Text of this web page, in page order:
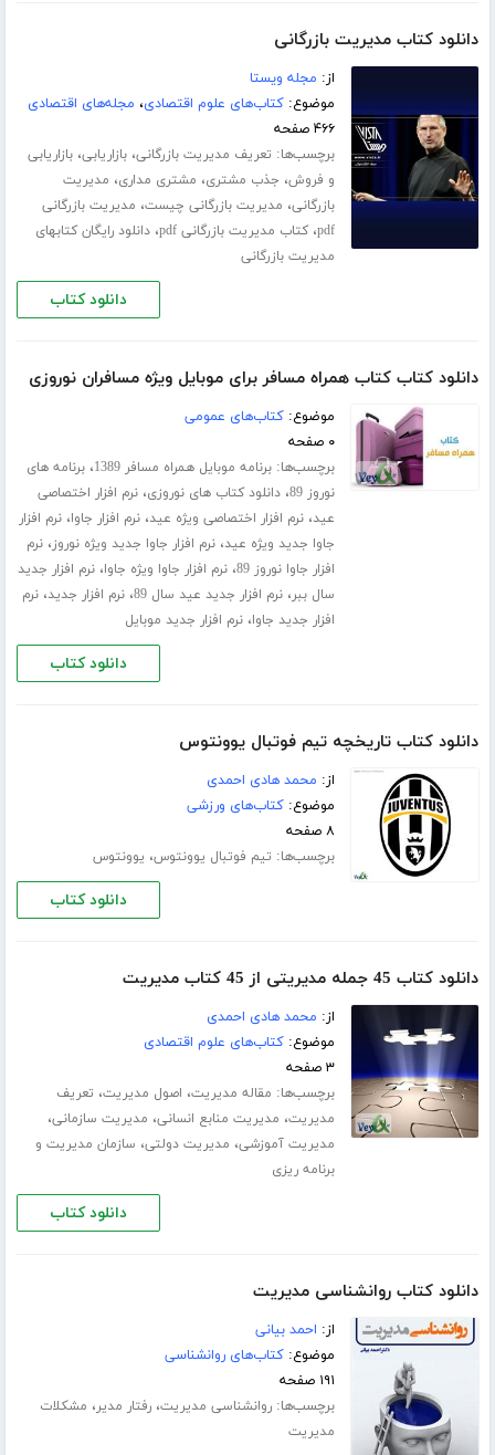
دانلود کتاب مدیریت بازرگانی
از: مجله ویستا
موضوع:کتاب‌های علوم اقتصادی، مجله‌های اقتصادی
۴۶۶ صفحه
برچسب‌ها: تعریف مدیریت بازرگانی،بازاریابی،بازاریابی
و فروش، جذب مشتری، مشتری مداری، مدیریت
بازرگانی، مدیریت بازرگانی چیست، مدیریت بازرگانی
pdf،کتاب مدیریت بازرگانی pdf ،دانلود رایگان کتابهای
مدیریت بازرگانی
دانلود کتاب
دانلود کتاب کتاب همراه مسافر برای موبایل ویژه مسافران نوروزی
موضوع:کتاب‌های عمومی
۰ صفحه
برچسب‌ها:برنامه موبایل همراه مسافر 1389 ،برنامه های
نوروز 89
،دانلود کتاب های نوروزی،نرم افزار اختصاصی
عید،نرم افزار اختصاصی ویژه عید،نرم افزار جاوا،نرم افزار
جاوا جدید ویژه عید،نرم افزار جاوا جدید ویژه نوروز،نرم
افزار جاوا نوروز 89
،نرم افزار جاوا ویژه جاوا،نرم افزار جدید
سال ببر،نرم افزار جدید عید سال 89 ،نرم افزار جدید،نرم
افزار جدید جاوا،نرم افزار جدید موبایل
دانلود کتاب
دانلود کتاب تاریخچه تیم فوتبال یوونتوس
از: محمد هادی احمدی
موضوع:کتاب‌های ورزشی
۸ صفحه
برچسب‌ها: تیم فوتبال یوونتوس، یوونتوس
دانلود کتاب
دانلود کتاب 45 جمله مدیریتی از 45 کتاب مدیریت
از: محمد هادی احمدی
موضوع:کتاب‌های علوم اقتصادی
۳ صفحه
برچسب‌ها: مقاله مدیریت، اصول مدیریت، تعریف
مدیریت، مدیریت منابع انسانی، مدیریت سازمانی،
مدیریت آموزشی، مدیریت دولتی، سازمان مدیریت و
برنامه ریزی
دانلود کتاب
دانلود کتاب روانشناسی مدیریت
از: احمد بیانی
موضوع:کتاب‌های روانشناسی
۱۹۱ صفحه
برچسب‌ها:روانشناسی مدیریت،رفتار مدیر، مشکلات
مدیریت